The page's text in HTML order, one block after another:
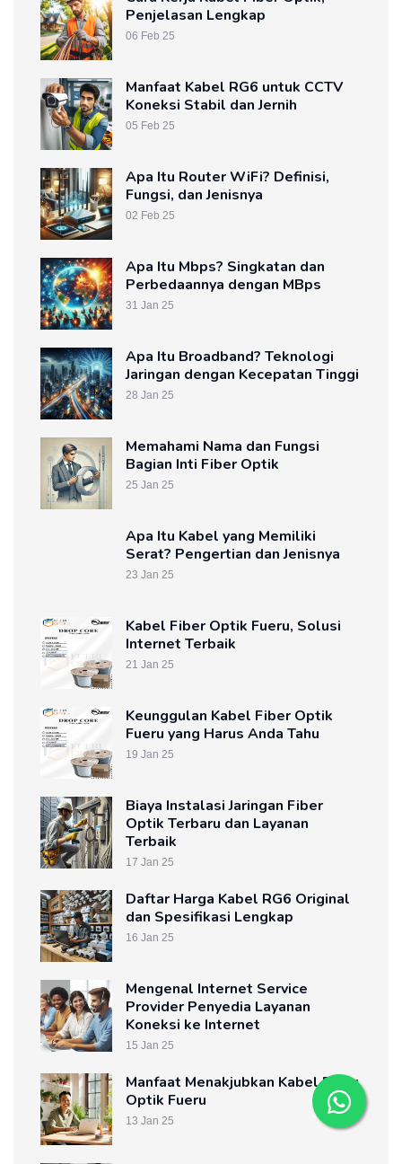
Penjelasan Lengkap
06 Feb 25
Manfaat Kabel RG6 untuk CCTV
Koneksi Stabil dan Jernih
05 Feb 25
Apa Itu Router WiFi? Definisi,
Fungsi, dan Jenisnya
02 Feb 25
Apa Itu Mbps? Singkatan dan
Perbedaannya dengan MBps
31 Jan 25
Apa Itu Broadband? Teknologi
Jaringan dengan Kecepatan Tinggi
28 Jan 25
Memahami Nama dan Fungsi
Bagian Inti Fiber Optik
25 Jan 25
Apa Itu Kabel yang Memiliki
Serat? Pengertian dan Jenisnya
23 Jan 25
Kabel Fiber Optik Fueru, Solusi
Internet Terbaik
21 Jan 25
Keunggulan Kabel Fiber Optik
Fueru yang Harus Anda Tahu
19 Jan 25
Biaya Instalasi Jaringan Fiber
Optik Terbaru dan Layanan
Terbaik
17 Jan 25
Daftar Harga Kabel RG6 Original
dan Spesifikasi Lengkap
16 Jan 25
Mengenal Internet Service
Provider Penyedia Layanan
Koneksi ke Internet
15 Jan 25
Manfaat Menakjubkan Kabel Fiber
Optik Fueru
13 Jan 25